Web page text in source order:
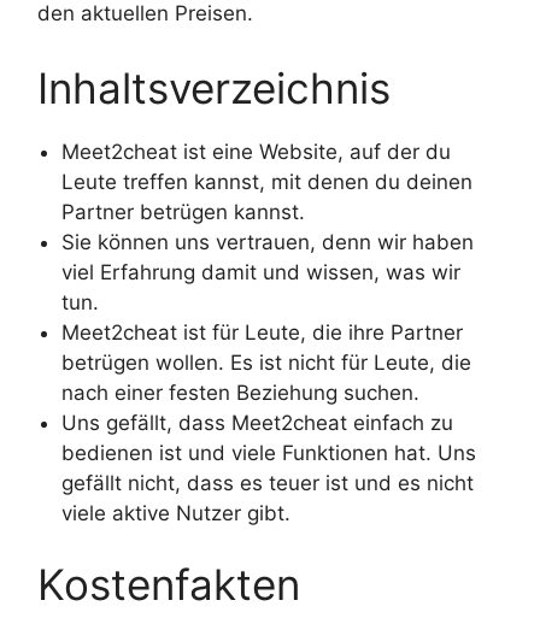
den aktuellen Preisen.
Inhaltsverzeichnis
Meet2cheat ist eine Website, auf der du
Leute treffen kannst, mit denen du deinen
Partner betrügen kannst.
Sie können uns vertrauen, denn wir haben
viel Erfahrung damit und wissen, was wir
tun.
Meet2cheat ist für Leute, die ihre Partner
betrügen wollen. Es ist nicht für Leute, die
nach einer festen Beziehung suchen.
Uns gefällt, dass Meet2cheat einfach zu
bedienen ist und viele Funktionen hat. Uns
gefällt nicht, dass es teuer ist und es nicht
viele aktive Nutzer gibt.
Kostenfakten